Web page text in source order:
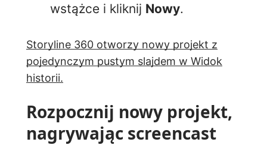
wstążce i kliknij Nowy.
Storyline 360 otworzy nowy projekt z
pojedynczym pustym slajdem w Widok
historii.
Rozpocznij nowy projekt,
nagrywając screencast